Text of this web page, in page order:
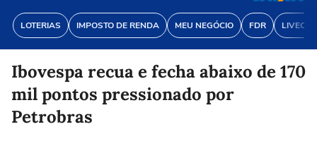
LOTERIAS IMPOSTO DE RENDA MEU NEGÓCIO FDR
Ibovespa recua e fecha abaixo de 170
mil pontos pressionado por
Petrobras